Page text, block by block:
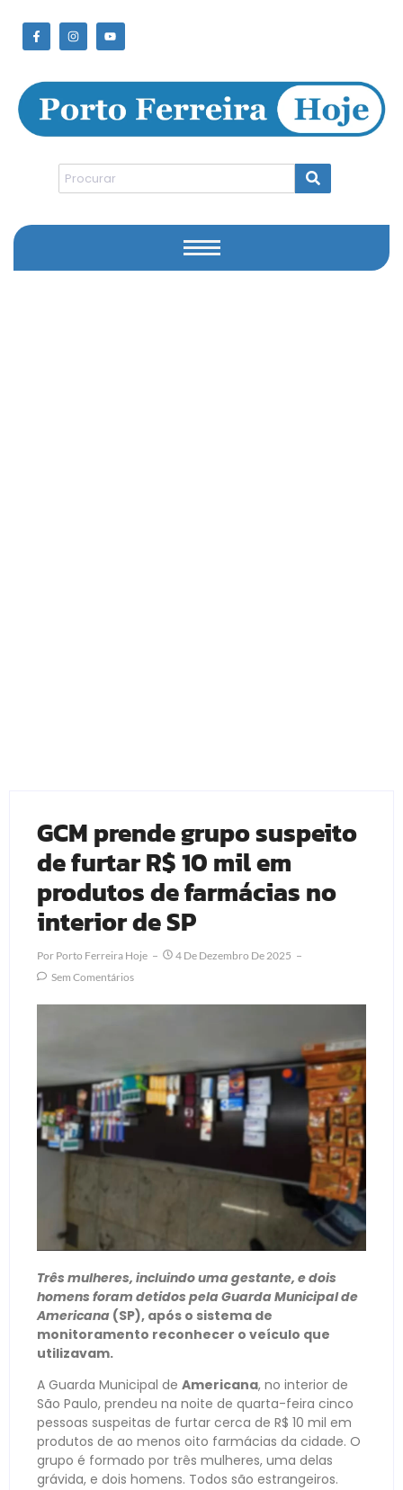
GCM prende grupo suspeito
de furtar R$ 10 mil em
produtos de farmácias no
interior de SP
Por Porto Ferreira Hoje
4 De Dezembro De 2025
Sem Comentários
Três mulheres, incluindo uma gestante, e dois
homens foram detidos pela Guarda Municipal de
Americana (SP), após o sistema de
monitoramento reconhecer o veículo que
utilizavam.
A Guarda Municipal de Americana, no interior de
São Paulo, prendeu na noite de quarta-feira cinco
pessoas suspeitas de furtar cerca de R$ 10 mil em
produtos de ao menos oito farmácias da cidade. O
grupo é formado por três mulheres, uma delas
grávida, e dois homens. Todos são estrangeiros.